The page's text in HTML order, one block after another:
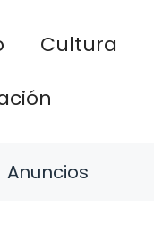
Cultura
Anuncios